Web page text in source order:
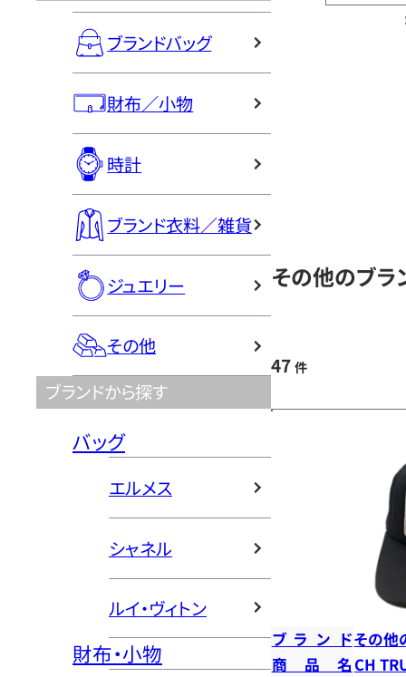
ブランドバッグ
財布／小物
時計
ブランド衣料／雑貨
ジュエリー
その他
ブランドから探す
バッグ
エルメス
シャネル
ルイ・ヴィトン
財布・小物
その他のブラ
47 件
ブランドその他
商品名 CH